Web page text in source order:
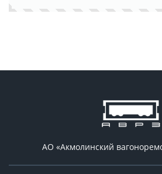
АО «Акмолинский